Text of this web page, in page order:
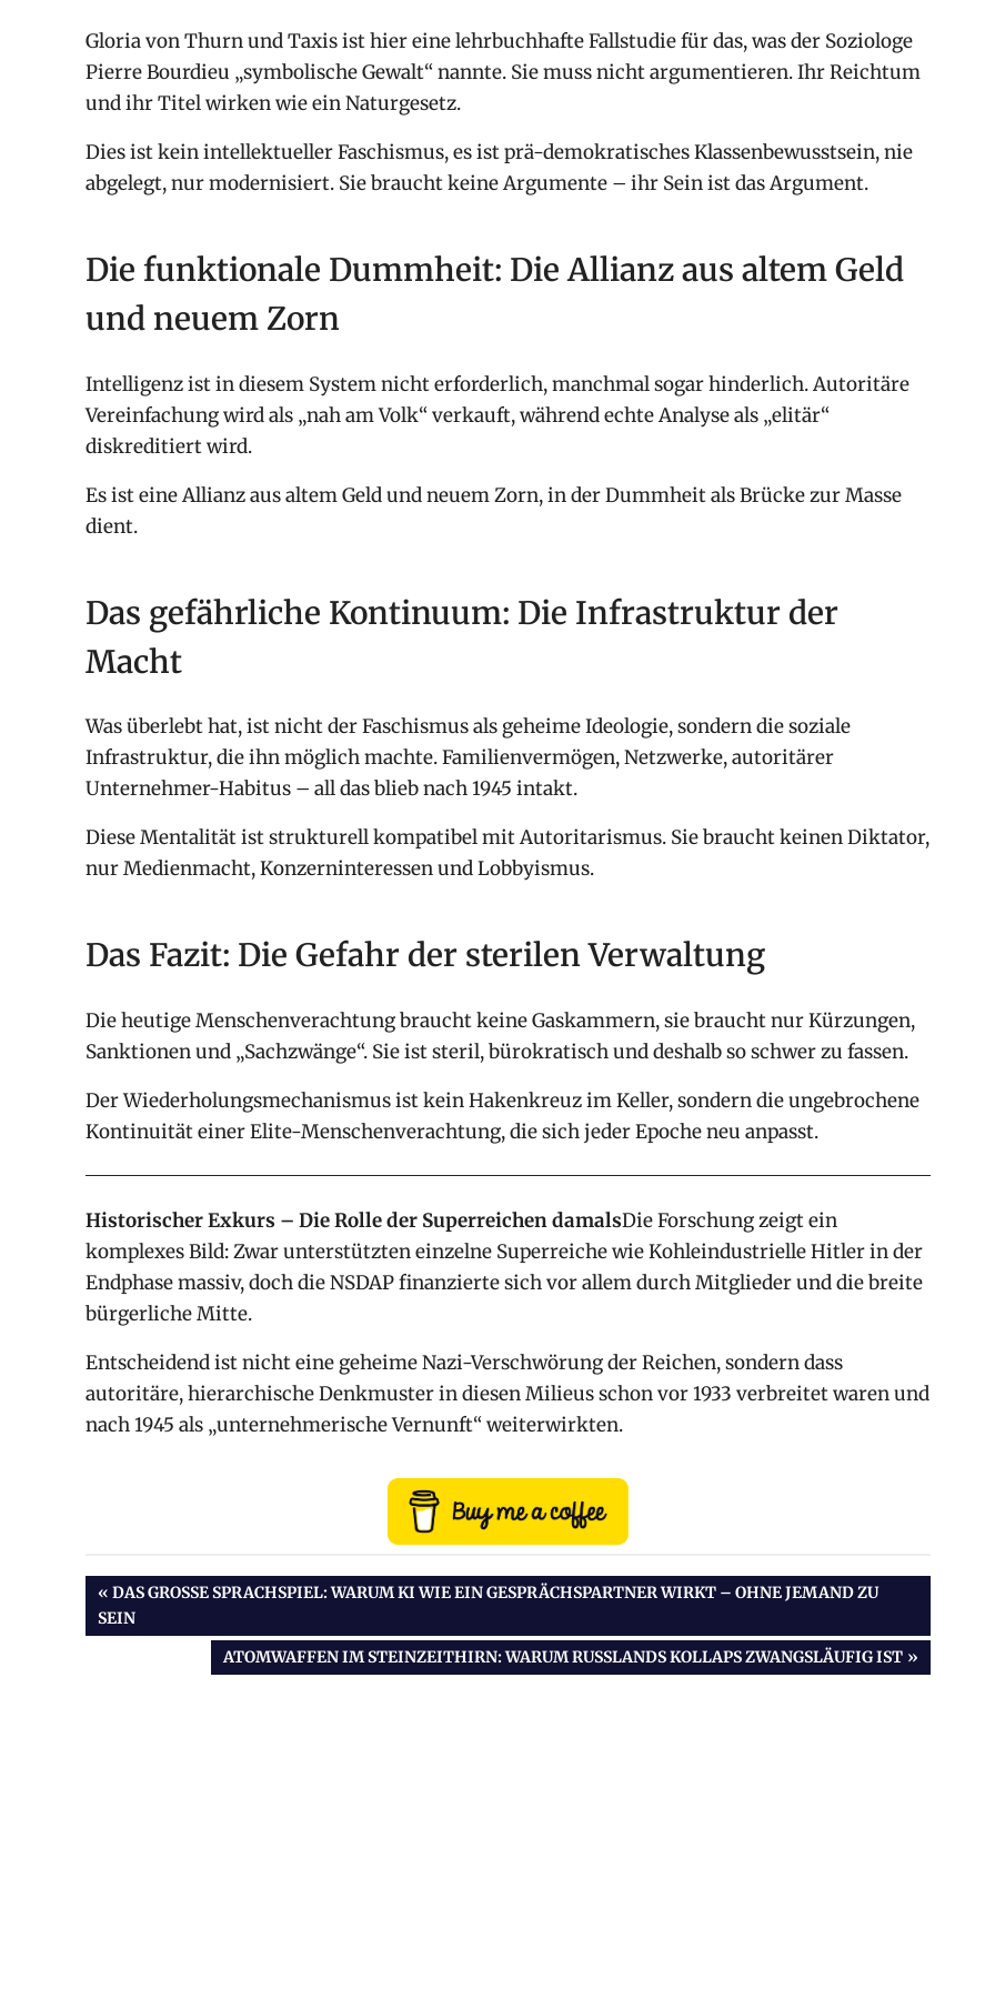
Gloria von Thurn und Taxis ist hier eine lehrbuchhafte Fallstudie für das, was der Soziologe
Pierre Bourdieu „symbolische Gewalt“ nannte. Sie muss nicht argumentieren. Ihr Reichtum
und ihr Titel wirken wie ein Naturgesetz.
Dies ist kein intellektueller Faschismus, es ist prä-demokratisches Klassenbewusstsein, nie
abgelegt, nur modernisiert. Sie braucht keine Argumente – ihr Sein ist das Argument.
Die funktionale Dummheit: Die Allianz aus altem Geld
und neuem Zorn
Intelligenz ist in diesem System nicht erforderlich, manchmal sogar hinderlich. Autoritäre
Vereinfachung wird als „nah am Volk“ verkauft, während echte Analyse als „elitär“
diskreditiert wird.
Es ist eine Allianz aus altem Geld und neuem Zorn, in der Dummheit als Brücke zur Masse
dient.
Das gefährliche Kontinuum: Die Infrastruktur der
Macht
Was überlebt hat, ist nicht der Faschismus als geheime Ideologie, sondern die soziale
Infrastruktur, die ihn möglich machte. Familienvermögen, Netzwerke, autoritärer
Unternehmer-Habitus – all das blieb nach 1945 intakt.
Diese Mentalität ist strukturell kompatibel mit Autoritarismus. Sie braucht keinen Diktator,
nur Medienmacht, Konzerninteressen und Lobbyismus.
Das Fazit: Die Gefahr der sterilen Verwaltung
Die heutige Menschenverachtung braucht keine Gaskammern, sie braucht nur Kürzungen,
Sanktionen und „Sachzwänge“. Sie ist steril, bürokratisch und deshalb so schwer zu fassen.
Der Wiederholungsmechanismus ist kein Hakenkreuz im Keller, sondern die ungebrochene
Kontinuität einer Elite-Menschenverachtung, die sich jeder Epoche neu anpasst.
Historischer Exkurs – Die Rolle der Superreichen damalsDie Forschung zeigt ein
komplexes Bild: Zwar unterstützten einzelne Superreiche wie Kohleindustrielle Hitler in der
Endphase massiv, doch die NSDAP finanzierte sich vor allem durch Mitglieder und die breite
bürgerliche Mitte.
Entscheidend ist nicht eine geheime Nazi-Verschwörung der Reichen, sondern dass
autoritäre, hierarchische Denkmuster in diesen Milieus schon vor 1933 verbreitet waren und
nach 1945 als „unternehmerische Vernunft“ weiterwirkten.
Beitragsnavigation
VORHERIGER
BEITRAG:
DAS GROSSE SPRACHSPIEL: WARUM KI WIE EIN GESPRÄCHSPARTNER WIRKT – OHNE JEMAND ZU S
EIN
NÄCHSTER
ATOMWAFFEN IM STEINZEITHIRN: WARUM RUSSLANDS KOLLAPS ZWANGSLÄUFIG IST